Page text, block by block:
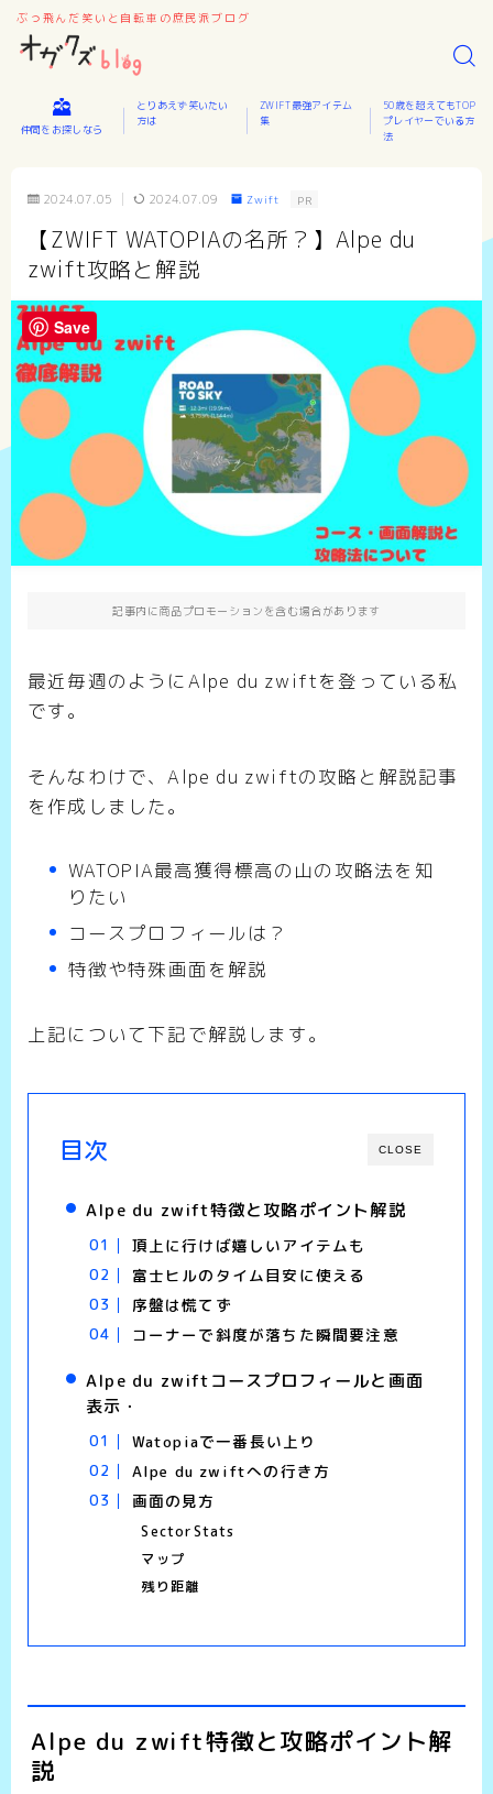
ぶっ飛んだ笑いと自転車の庶民派ブログ
仲間をお探しなら
とりあえず笑いたい
方は
ZWIFT最強アイテム
集
50歳を超えてもTOP
プレイヤーでいる方
法
2024.07.05 2024.07.09 Zwift PR
【ZWIFT WATOPIAの名所？】Alpe du
zwift攻略と解説
記事内に商品プロモーションを含む場合があります
最近毎週のようにAlpe du zwiftを登っている私
です。
そんなわけで、Alpe du zwiftの攻略と解説記事
を作成しました。
WATOPIA最高獲得標高の山の攻略法を知
りたい
コースプロフィールは？
特徴や特殊画面を解説
上記について下記で解説します。
CLOSE
目次
Alpe du zwift特徴と攻略ポイント解説
頂上に行けば嬉しいアイテムも
富士ヒルのタイム目安に使える
序盤は慌てず
コーナーで斜度が落ちた瞬間要注意
Alpe du zwiftコースプロフィールと画面
表示・
Watopiaで一番長い上り
Alpe du zwiftへの行き方
画面の見方
SectorStats
マップ
残り距離
Alpe du zwift特徴と攻略ポイント解
説
Save